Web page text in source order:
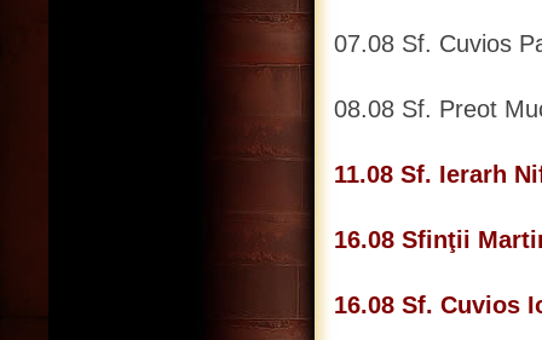
07.08 Sf. Cuvios
08.08 Sf. Preot
11.08 Sf. Ierarh
16.08 Sfinţii
16.08 Sf. Cuvios